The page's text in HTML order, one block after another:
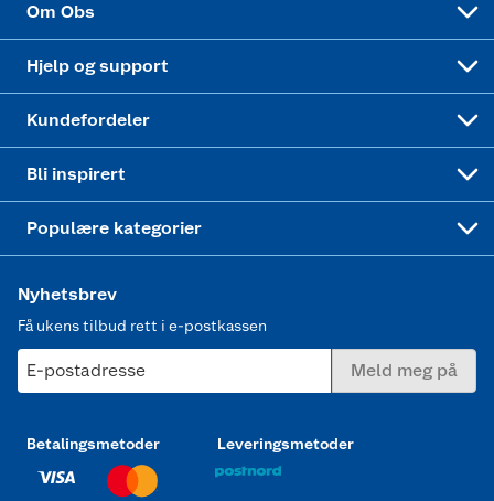
Om Obs
Hjelp og support
Kundefordeler
Bli inspirert
Populære kategorier
Nyhetsbrev
Få ukens tilbud rett i e-postkassen
E-postadresse Meld meg på
Betalingsmetoder Leveringsmetoder